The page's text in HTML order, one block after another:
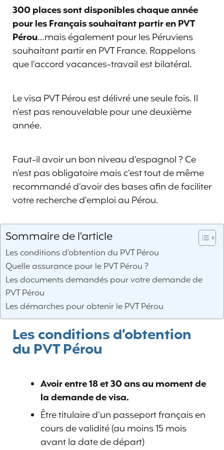
300 places sont disponibles chaque année
pour les Français souhaitant partir en PVT
Pérou…mais également pour les Péruviens
souhaitant partir en PVT France. Rappelons
que l’accord vacances-travail est bilatéral.
Le visa PVT Pérou est délivré une seule fois. Il
n’est pas renouvelable pour une deuxième
année.
Faut-il avoir un bon niveau d’espagnol ? Ce
n’est pas obligatoire mais c’est tout de même
recommandé d’avoir des bases afin de faciliter
votre recherche d’emploi au Pérou.
Sommaire de l'article
Les conditions d’obtention du PVT Pérou
Quelle assurance pour le PVT Pérou ?
Les documents demandés pour votre demande de
PVT Pérou
Les démarches pour obtenir le PVT Pérou
Les conditions d’obtention
du PVT Pérou
Avoir entre 18 et 30 ans au moment de
la demande de visa.
Être titulaire d’un passeport français en
cours de validité (au moins 15 mois
avant la date de départ)